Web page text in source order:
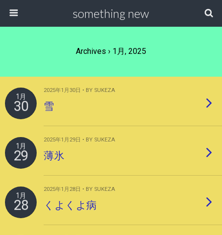
something new
Archives › 1月, 2025
1月
30
2025年1月30日 • BY SUKEZA
雪
1月
29
2025年1月29日 • BY SUKEZA
薄氷
1月
28
2025年1月28日 • BY SUKEZA
くよくよ病